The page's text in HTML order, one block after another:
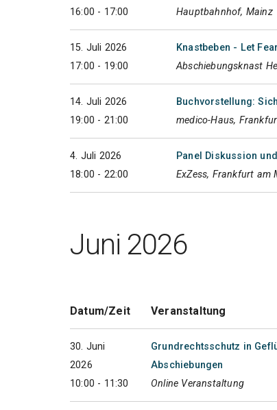
16:00 - 17:00
Hauptbahnhof, Mainz
15. Juli 2026
17:00 - 19:00
Knastbeben - Let
Abschiebungsknast
14. Juli 2026
19:00 - 21:00
Buchvorstellung:
medico-Haus,
4. Juli 2026
18:00 - 22:00
Panel Diskussion
ExZess, Frankfurt am
Juni 2026
Datum/Zeit Veranstaltung
30. Juni
2026
10:00 - 11:30
Grundrechtsschutz in
Abschiebungen
Online Veranstaltung